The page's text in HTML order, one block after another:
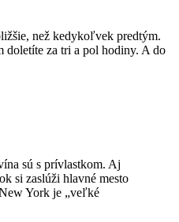
než kedykoľvek predtým.
za tri a pol hodiny. A do
sú s prívlastkom. Aj
si zaslúži hlavné mesto
York je „veľké